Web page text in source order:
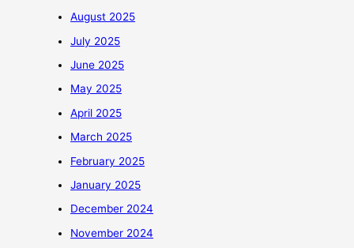
August 2025
July 2025
June 2025
May 2025
April 2025
March 2025
February 2025
January 2025
December 2024
November 2024